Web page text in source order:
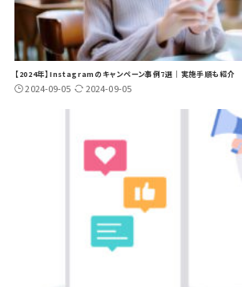
【2024年】Instagramのキャンペーン事例7選｜実施手順も紹介
2024-09-05 2024-09-05